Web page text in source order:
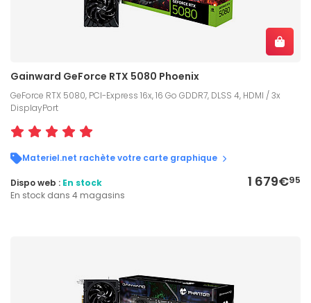
Gainward GeForce RTX 5080 Phoenix
GeForce RTX 5080, PCI-Express 16x, 16 Go GDDR7, DLSS 4, HDMI / 3x
DisplayPort
Materiel.net rachète votre carte graphique
1 679€95
Dispo web : En stock
En stock dans 4 magasins